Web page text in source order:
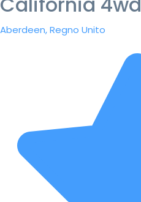
Aberdeen, Regno Unito